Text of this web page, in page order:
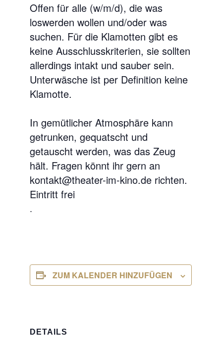
Offen für alle (w/m/d), die was
loswerden wollen und/oder was
suchen. Für die Klamotten gibt es
keine Ausschlusskriterien, sie sollten
allerdings intakt und sauber sein.
Unterwäsche ist per Definition keine
Klamotte.
In gemütlicher Atmosphäre kann
getrunken, gequatscht und
getauscht werden, was das Zeug
hält. Fragen könnt ihr gern an
kontakt@theater-im-kino.de richten.
Eintritt frei
.
ZUM KALENDER HINZUFÜGEN
DETAILS